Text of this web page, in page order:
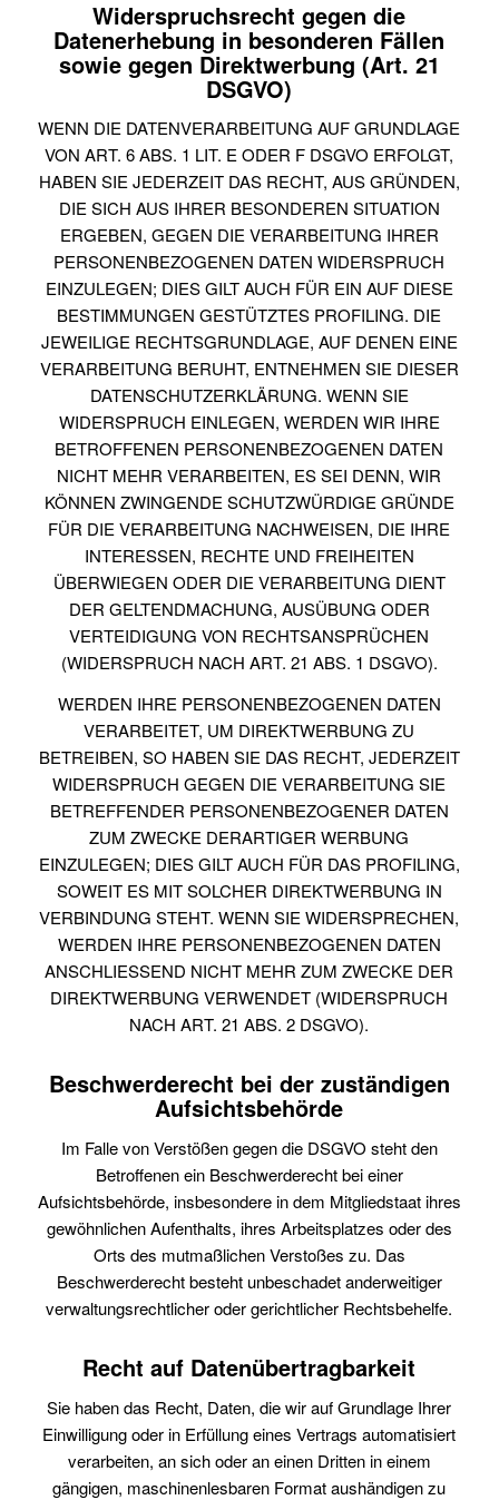
Widerspruchsrecht gegen die
Datenerhebung in besonderen Fällen
sowie gegen Direktwerbung (Art. 21
DSGVO)
WENN DIE DATENVERARBEITUNG AUF GRUNDLAGE
VON ART. 6 ABS. 1 LIT. E ODER F DSGVO ERFOLGT,
HABEN SIE JEDERZEIT DAS RECHT, AUS GRÜNDEN,
DIE SICH AUS IHRER BESONDEREN SITUATION
ERGEBEN, GEGEN DIE VERARBEITUNG IHRER
PERSONENBEZOGENEN DATEN WIDERSPRUCH
EINZULEGEN; DIES GILT AUCH FÜR EIN AUF DIESE
BESTIMMUNGEN GESTÜTZTES PROFILING. DIE
JEWEILIGE RECHTSGRUNDLAGE, AUF DENEN EINE
VERARBEITUNG BERUHT, ENTNEHMEN SIE DIESER
DATENSCHUTZERKLÄRUNG. WENN SIE
WIDERSPRUCH EINLEGEN, WERDEN WIR IHRE
BETROFFENEN PERSONENBEZOGENEN DATEN
NICHT MEHR VERARBEITEN, ES SEI DENN, WIR
KÖNNEN ZWINGENDE SCHUTZWÜRDIGE GRÜNDE
FÜR DIE VERARBEITUNG NACHWEISEN, DIE IHRE
INTERESSEN, RECHTE UND FREIHEITEN
ÜBERWIEGEN ODER DIE VERARBEITUNG DIENT
DER GELTENDMACHUNG, AUSÜBUNG ODER
VERTEIDIGUNG VON RECHTSANSPRÜCHEN
(WIDERSPRUCH NACH ART. 21 ABS. 1 DSGVO).
WERDEN IHRE PERSONENBEZOGENEN DATEN
VERARBEITET, UM DIREKTWERBUNG ZU
BETREIBEN, SO HABEN SIE DAS RECHT, JEDERZEIT
WIDERSPRUCH GEGEN DIE VERARBEITUNG SIE
BETREFFENDER PERSONENBEZOGENER DATEN
ZUM ZWECKE DERARTIGER WERBUNG
EINZULEGEN; DIES GILT AUCH FÜR DAS PROFILING,
SOWEIT ES MIT SOLCHER DIREKTWERBUNG IN
VERBINDUNG STEHT. WENN SIE WIDERSPRECHEN,
WERDEN IHRE PERSONENBEZOGENEN DATEN
ANSCHLIESSEND NICHT MEHR ZUM ZWECKE DER
DIREKTWERBUNG VERWENDET (WIDERSPRUCH
NACH ART. 21 ABS. 2 DSGVO).
Beschwerde­recht bei der zuständigen
Aufsichts­behörde
Im Falle von Verstößen gegen die DSGVO steht den
Betroffenen ein Beschwerderecht bei einer
Aufsichtsbehörde, insbesondere in dem Mitgliedstaat ihres
gewöhnlichen Aufenthalts, ihres Arbeitsplatzes oder des
Orts des mutmaßlichen Verstoßes zu. Das
Beschwerderecht besteht unbeschadet anderweitiger
verwaltungsrechtlicher oder gerichtlicher Rechtsbehelfe.
Recht auf Daten­übertrag­barkeit
Sie haben das Recht, Daten, die wir auf Grundlage Ihrer
Einwilligung oder in Erfüllung eines Vertrags automatisiert
verarbeiten, an sich oder an einen Dritten in einem
gängigen, maschinenlesbaren Format aushändigen zu